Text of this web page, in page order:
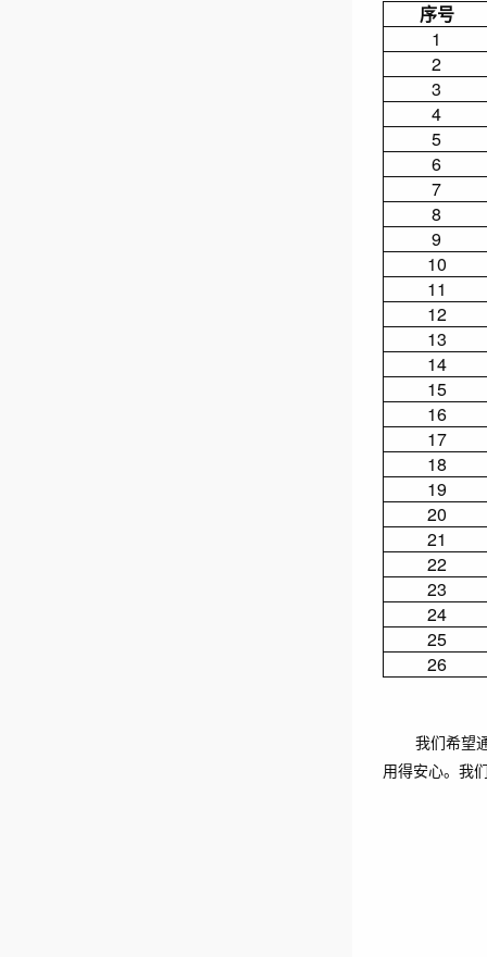
序号
1
2
3
4
5
6
7
8
9
10
11
12
13
14
15
16
17
18
19
20
21
22
23
24
25
26
我们希望
用得安心。我